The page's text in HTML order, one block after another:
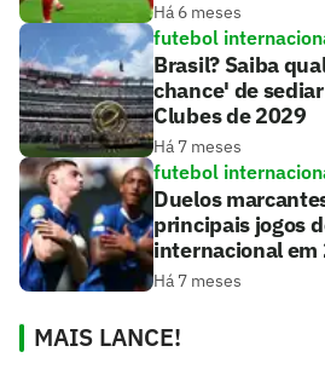
Há 6 meses
futebol
Brasil? Saiba
chance' de
Clubes de 2029
Há 7 meses
futebol
Duelos
principais jogos
internacional em
Há 7 meses
MAIS LANCE!